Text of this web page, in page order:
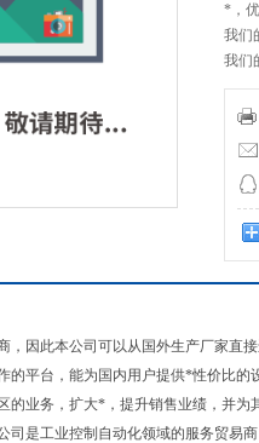
*，
我们
我们
活力
，因此本公司可以从国外生产厂家直
的平台，能为国内用户提供*性价比
的业务，扩大*，提升销售业绩，并为
司是工业控制自动化领域的服务贸易